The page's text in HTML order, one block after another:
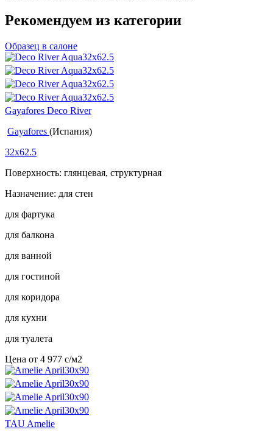
Рекомендуем из категории
Образец в салоне
Gayafores Deco River
Gayafores (Испания)
32x62.5
Поверхность: глянцевая, структурная
Назначение: для стен
для фартука
для балкона
для ванной
для гостиной
для коридора
для кухни
для туалета
Цена от 4 977 c/м2
TAU Amelie